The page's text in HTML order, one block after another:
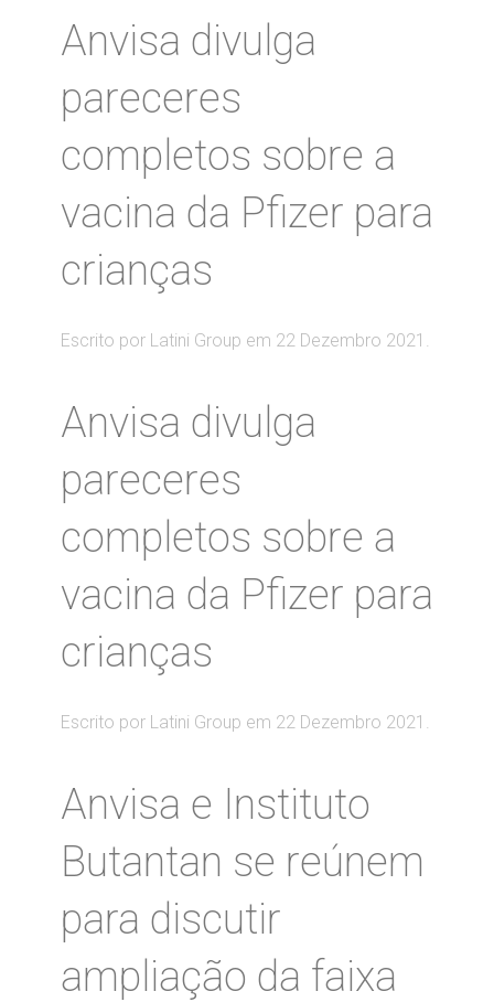
Anvisa divulga
pareceres
completos sobre a
vacina da Pfizer para
crianças
Escrito por Latini Group em 22 Dezembro 2021 .
Anvisa divulga
pareceres
completos sobre a
vacina da Pfizer para
crianças
Escrito por Latini Group em 22 Dezembro 2021 .
Anvisa e Instituto
Butantan se reúnem
para discutir
ampliação da faixa